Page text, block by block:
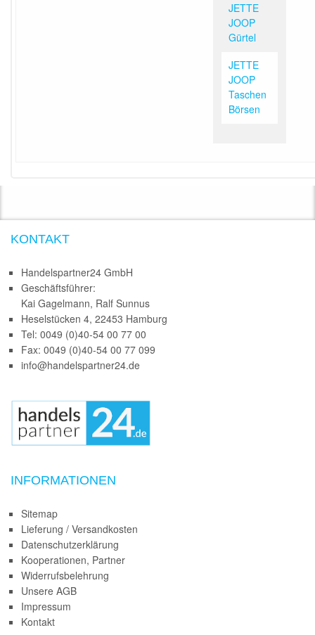
JETTE
JOOP
Gürtel
JETTE
JOOP
Taschen
Börsen
KONTAKT
Handelspartner24 GmbH
Geschäftsführer:
Kai Gagelmann, Ralf Sunnus
Heselstücken 4, 22453 Hamburg
Tel: 0049 (0)40-54 00 77 00
Fax: 0049 (0)40-54 00 77 099
info@handelspartner24.de
INFORMATIONEN
Sitemap
Lieferung / Versandkosten
Datenschutzerklärung
Kooperationen, Partner
Widerrufsbelehrung
Unsere AGB
Impressum
Kontakt